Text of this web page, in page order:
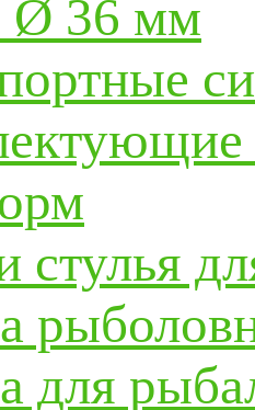
Ø 36 мм
стулья
для